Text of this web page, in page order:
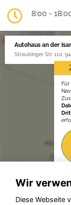
8:00 -
Autohaus an der Isar
Straubinger Str. 110,
Wir
Diese Webseite